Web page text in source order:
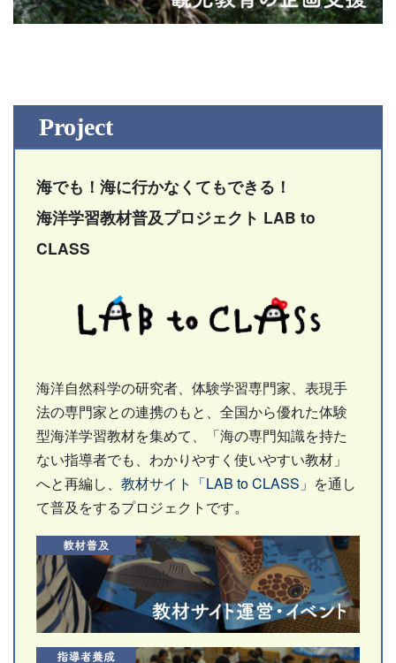
Project
海でも！海に行かなくてもできる！
海洋学習教材普及プロジェクト LAB to
CLASS
海洋自然科学の研究者、体験学習専門家、表現手
法の専門家との連携のもと、全国から優れた体験
型海洋学習教材を集めて、「海の専門知識を持た
ない指導者でも、わかりやすく使いやすい教材」
へと再編し、 教材サイト「LAB to CLASS」 を通し
て普及をするプロジェクトです。